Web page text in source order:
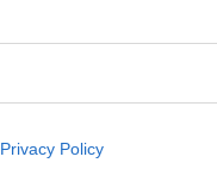
Privacy Policy